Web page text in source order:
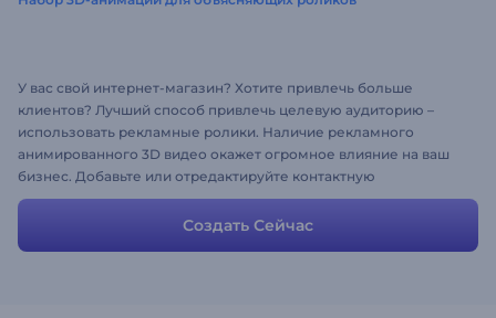
У вас свой интернет-магазин? Хотите привлечь больше
клиентов? Лучший способ привлечь целевую аудиторию –
использовать рекламные ролики. Наличие рекламного
анимированного 3D видео окажет огромное влияние на ваш
бизнес. Добавьте или отредактируйте контактную
информацию и поделитесь шедевром!
Создать Сейчас